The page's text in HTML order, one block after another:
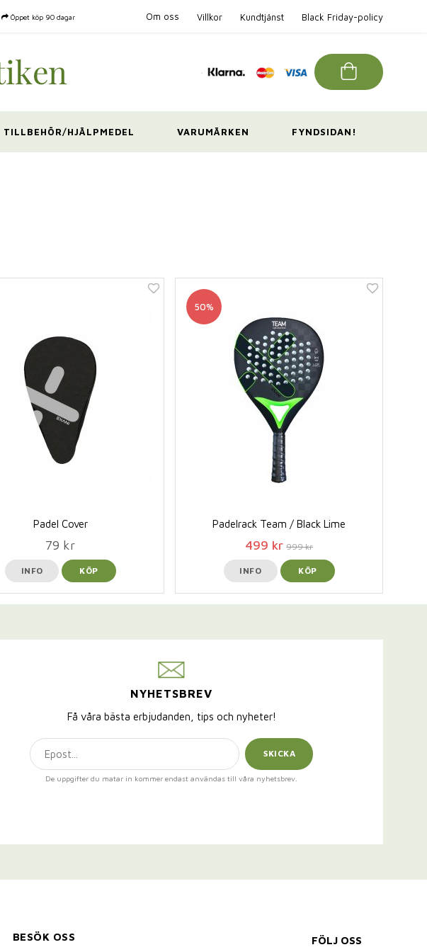
Öppet köp 90 dagar Om oss Villkor Kundtjänst Black Friday-policy
TILLBEHÖR/HJÄLPMEDEL VARUMÄRKEN FYNDSIDAN!
Padel Cover
79 kr
INFO KÖP
50%
Padelrack Team / Black Lime
499 kr 999 kr
INFO KÖP
NYHETSBREV
Få våra bästa erbjudanden, tips och nyheter!
SKICKA
De uppgifter du matar in kommer endast användas till våra nyhetsbrev.
BESÖK OSS FÖLJ OSS